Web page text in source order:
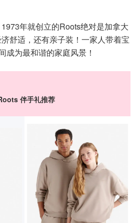
年就创立的Roots绝对是加拿大
舒适，还有亲子装！一家人带着宝
成为最和谐的家庭风景！
伴手礼推荐